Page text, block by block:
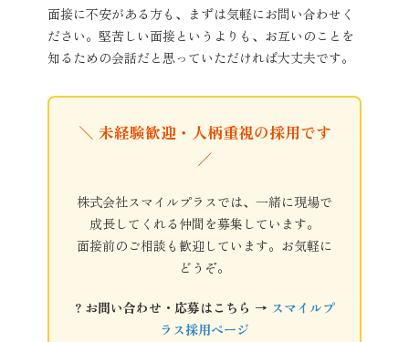
面接に不安がある方も、まずは気軽にお問い合わせく
ださい。堅苦しい面接というよりも、お互いのことを
知るための会話だと思っていただければ大丈夫です。
＼ 未経験歓迎・人柄重視の採用です
／
株式会社スマイルプラスでは、一緒に現場で
成長してくれる仲間を募集しています。
面接前のご相談も歓迎しています。お気軽に
どうぞ。
? お問い合わせ・応募はこちら → スマイルプ
ラス採用ページ